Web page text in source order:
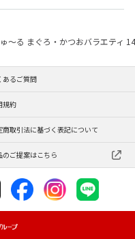
～る まぐろ・かつおバラエティ
あるご質問
規約
商取引法に基づく表記について
のご提案はこちら